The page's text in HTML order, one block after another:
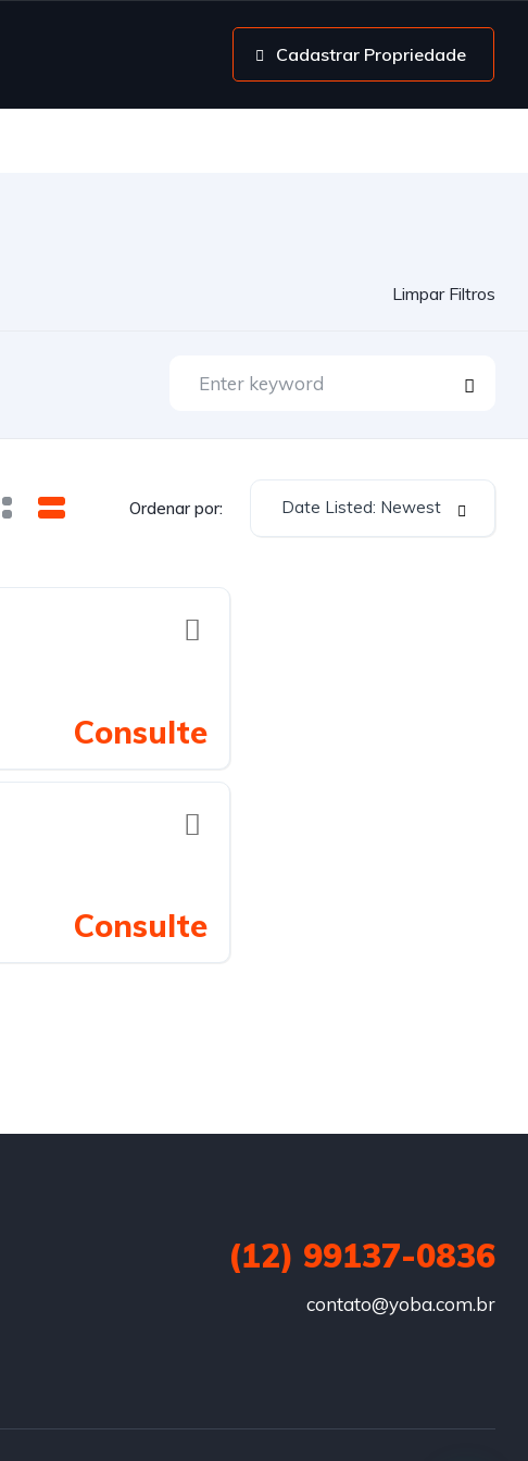
Cadastrar Propriedade
Limpar Filtros
Ordenar por: Date Listed: Newest
Consulte
Consulte
(12) 99137-0836
contato@yoba.com.br